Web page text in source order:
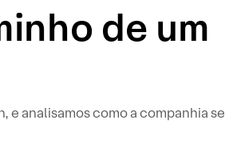
de um
e analisamos como a companhia se